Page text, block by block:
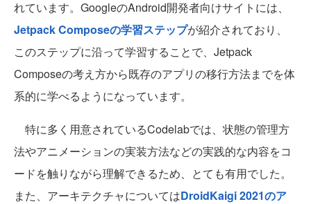
れています。GoogleのAndroid開発者向けサイトには、
Jetpack Composeの学習ステップが紹介されており、
このステップに沿って学習することで、Jetpack
Composeの考え方から既存のアプリの移行方法までを体
系的に学べるようになっています。
特に多く用意されているCodelabでは、状態の管理方
法やアニメーションの実装方法などの実践的な内容をコ
ードを触りながら理解できるため、とても有用でした。
また、アーキテクチャについてはDroidKaigi 2021のア